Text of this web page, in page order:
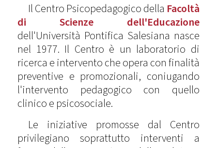
Il Centro Psicopedagogico della Facoltà
di Scienze dell'Educazione
dell'Università Pontifica Salesiana nasce
nel 1977. Il Centro è un laboratorio di
ricerca e intervento che opera con finalità
preventive e promozionali, coniugando
l'intervento pedagogico con quello
clinico e psicosociale.
Le iniziative promosse dal Centro
privilegiano soprattutto interventi a